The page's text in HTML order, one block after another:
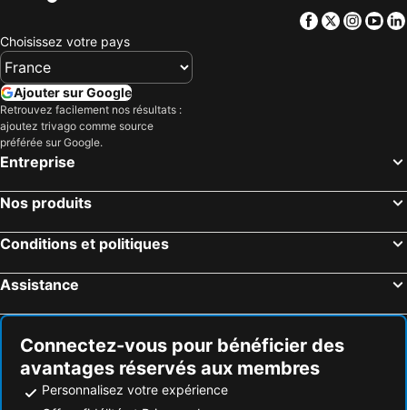
Facebook
Twitter
Choisissez votre pays
Ajouter sur Google
Retrouvez facilement nos résultats :
ajoutez trivago comme source
préférée sur Google.
Entreprise
Nos produits
Conditions et politiques
Assistance
Connectez-vous pour bénéficier des
avantages réservés aux membres
Personnalisez votre expérience